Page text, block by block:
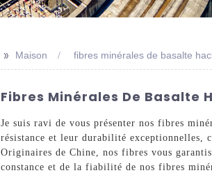
>> Maison fibres minérales de basalte
Fibres Minérales De Basalte
Je suis ravi de vous présenter nos fibres
résistance et leur durabilité exceptionnelles,
Originaires de Chine, nos fibres vous
constance et de la fiabilité de nos fibres